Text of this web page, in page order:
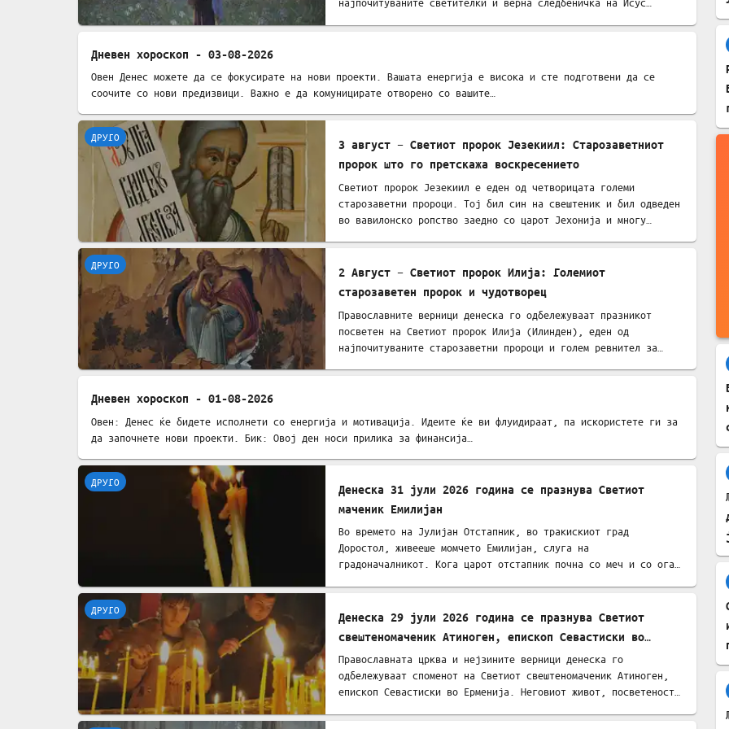
ДРУГО
Дневен хороскоп - 03-08-2026
Овен Денес можете да се фокусирате на нови проекти. Вашата енергија е висока и сте подготвени да се
соочите со нови предизвици. Важно е да комуницирате отворено со вашите…
ДРУГО
3 август – Светиот пророк Језекиил: Старозаветниот
пророк што го претскажа воскресението
Светиот пророк Језекиил е еден од четворицата големи
старозаветни пророци. Тој бил син на свештеник и бил одведен
во вавилонско ропство заедно со царот Јехонија и многу…
ДРУГО
2 Август – Светиот пророк Илија: Големиот
старозаветен пророк и чудотворец
Православните верници денеска го одбележуваат празникот
посветен на Светиот пророк Илија (Илинден), еден од
најпочитуваните старозаветни пророци и голем ревнител за…
ДРУГО
Дневен хороскоп - 01-08-2026
Овен: Денес ќе бидете исполнети со енергија и мотивација. Идеите ќе ви флуидираат, па искористете ги за
да започнете нови проекти. Бик: Овој ден носи прилика за финансија…
ДРУГО
Денеска 31 јули 2026 година се празнува Светиот
маченик Емилијан
Во времето на Јулијан Отстапник, во тракискиот град
Доростол, живееше момчето Емилијан, слуга на
градоначалникот. Кога царот отстапник почна со меч и со оган
ДРУГО
Денеска 29 јули 2026 година се празнува Светиот
свештеномаченик Атиноген, епископ Севастиски во
Ерменија
Православната црква и нејзините верници денеска го
одбележуваат споменот на Светиот свештеномаченик Атиноген,
епископ Севастиски во Ерменија. Неговиот живот, посветеност…